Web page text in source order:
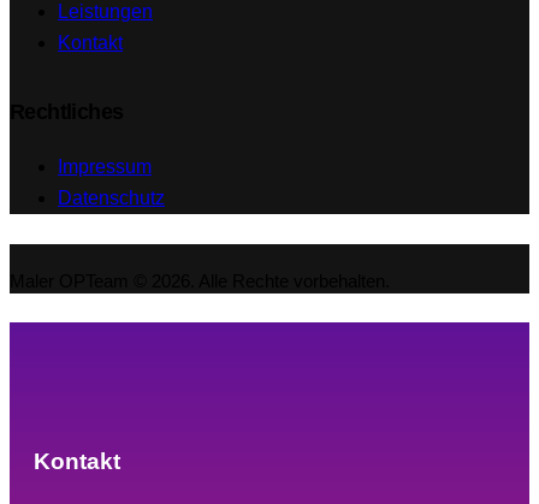
Leistungen
Kontakt
Impressum
Datenschutz
Kontakt